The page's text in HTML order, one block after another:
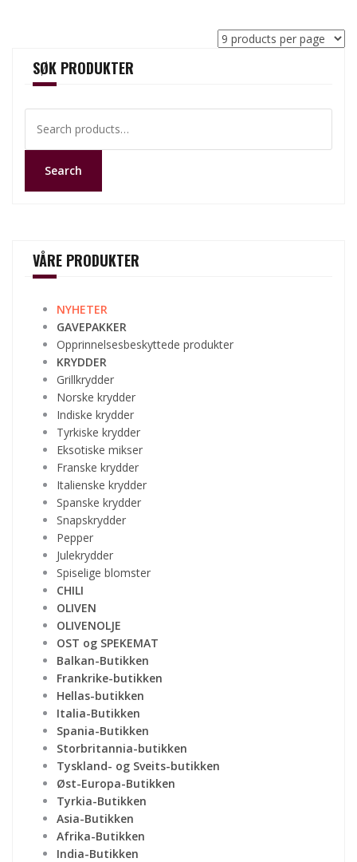
SØK PRODUKTER
for:
Search
VÅRE PRODUKTER
NYHETER
GAVEPAKKER
Opprinnelsesbeskyttede produkter
KRYDDER
Grillkrydder
Norske krydder
Indiske krydder
Tyrkiske krydder
Eksotiske mikser
Franske krydder
Italienske krydder
Spanske krydder
Snapskrydder
Pepper
Julekrydder
Spiselige blomster
CHILI
OLIVEN
OLIVENOLJE
OST og SPEKEMAT
Balkan-Butikken
Frankrike-butikken
Hellas-butikken
Italia-Butikken
Spania-Butikken
Storbritannia-butikken
Tyskland- og Sveits-butikken
Øst-Europa-Butikken
Tyrkia-Butikken
Asia-Butikken
Afrika-Butikken
India-Butikken